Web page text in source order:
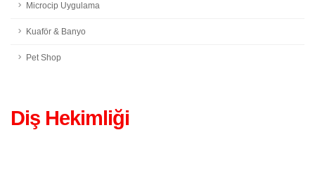
Microcip Uygulama
Kuaför & Banyo
Pet Shop
Diş Hekimliği